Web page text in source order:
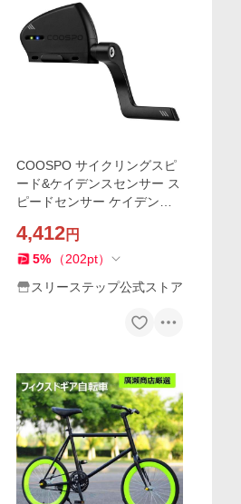
COOSPO サイクリングスピ
ード&ケイデンスセンサー ス
ピードセンサー ケイデンス
続 ANT+ ロードバイク
4,412円
5% （202pt）
スリーステップ公式ストア